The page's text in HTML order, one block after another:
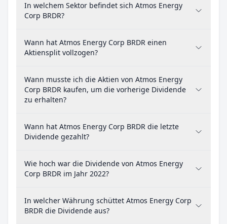
In welchem Sektor befindet sich Atmos Energy
Corp BRDR?
Wann hat Atmos Energy Corp BRDR einen
Aktiensplit vollzogen?
Wann musste ich die Aktien von Atmos Energy
Corp BRDR kaufen, um die vorherige Dividende
zu erhalten?
Wann hat Atmos Energy Corp BRDR die letzte
Dividende gezahlt?
Wie hoch war die Dividende von Atmos Energy
Corp BRDR im Jahr 2022?
In welcher Währung schüttet Atmos Energy Corp
BRDR die Dividende aus?